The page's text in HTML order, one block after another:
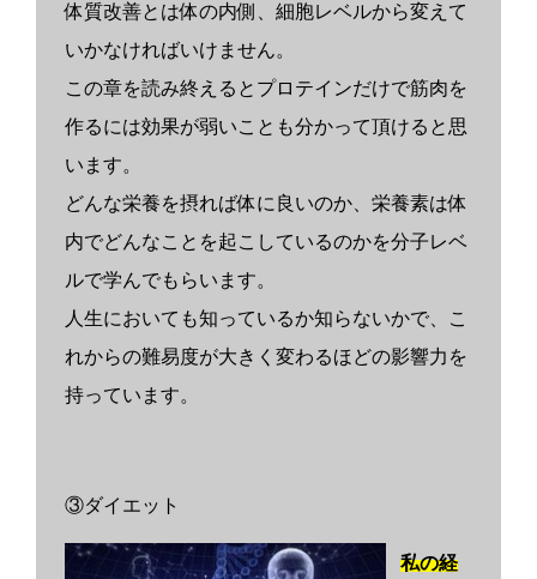
体質改善とは体の内側、細胞レベルから変えて
いかなければいけません。
この章を読み終えるとプロテインだけで筋肉を
作るには効果が弱いことも分かって頂けると思
います。
どんな栄養を摂れば体に良いのか、栄養素は体
内でどんなことを起こしているのかを分子レベ
ルで学んでもらいます。
人生においても知っているか知らないかで、こ
れからの難易度が大きく変わるほどの影響力を
持っています。
③ダイエット
私の経